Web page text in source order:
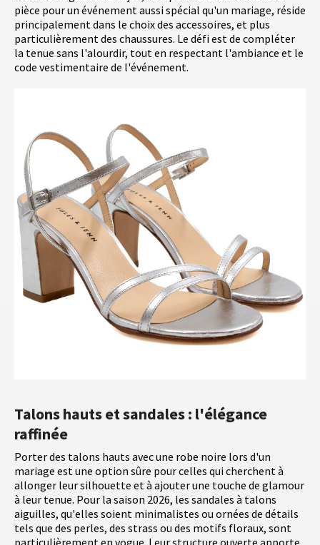
pièce pour un événement aussi spécial qu'un mariage, réside
principalement dans le choix des accessoires, et plus
particulièrement des chaussures. Le défi est de compléter
la tenue sans l'alourdir, tout en respectant l'ambiance et le
code vestimentaire de l'événement.
Talons hauts et sandales : l'élégance
raffinée
Porter des talons hauts avec une robe noire lors d'un
mariage est une option sûre pour celles qui cherchent à
allonger leur silhouette et à ajouter une touche de glamour
à leur tenue. Pour la saison 2026, les sandales à talons
aiguilles, qu'elles soient minimalistes ou ornées de détails
tels que des perles, des strass ou des motifs floraux, sont